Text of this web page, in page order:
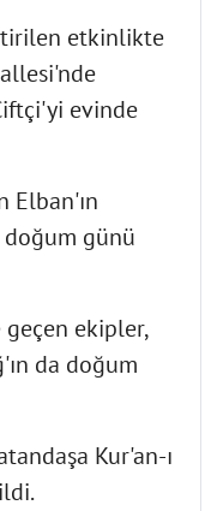
etkinlikte
evinde
Elban'ın
günü
ekipler,
da doğum
Kur'an-ı